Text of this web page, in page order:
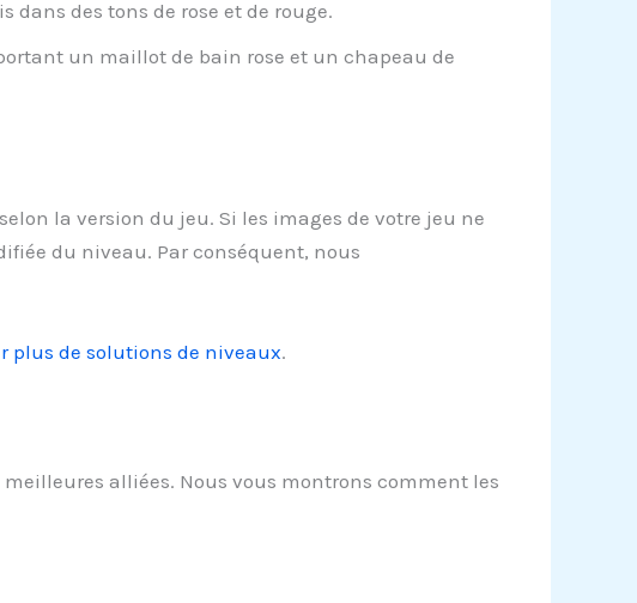
des tons de rose et de rouge.
un maillot de bain rose et un chapeau de
la version du jeu. Si les images de votre jeu ne
du niveau. Par conséquent, nous
plus de solutions de niveaux.
alliées. Nous vous montrons comment les